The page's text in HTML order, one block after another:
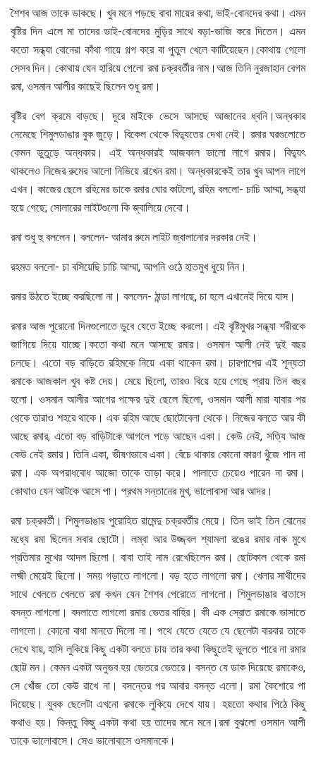
শৈশব আজ তাকে ডাকছে। খুব মনে পড়ছে বাবা মায়ের কথা, ভাই-বোনদের কথা। এমন
বৃষ্টির দিন এলে মা তাদের ভাই-বোনদের মুড়ির সাথে বড়া-ভাজি করে দিতেন। এমন
কতো সন্ধ্যা বোনেরা কাঁথা গায়ে গল্প করে বা পুতুল খেলে কাটিয়েছেন।কোথায় গেলো
সেসব দিন। কোথায় যেন হারিয়ে গেলো রমা চক্রবর্তীর নাম।আজ তিনি নুরজাহান বেগম
রমা, ওসমান আলীর কাছেই ছিলেন শুধু রমা।
বৃষ্টির বেগ ক্রমে বাড়ছে। দূরে মাইকে ভেসে আসছে আজানের ধ্বনি।অন্ধকার
নেমেছে শিমুলডাঙার বুক জুড়ে। বিকেল থেকে বিদ্যুতের দেখা নেই। রমার ঘরগুলোতে
কেমন ভুতুড়ে অন্ধকার। এই অন্ধকারই আজকাল ভালো লাগে রমার। বিদ্যুৎ
থাকলেও নিজের রুমের আলো নিভিয়ে রাখেন রমা। অন্ধকারকেই তার খুব আপন লাগে
এখন। কাজের ছেলে রহিমের ডাকে রমার ঘোর কাটলো, রহিম বললো- চাচি আম্মা, সন্ধ্যা
হয়ে গেছে; সোলারের লাইটগুলো কি জ্বালিয়ে দেবো।
রমা শুধু হু বললেন। বললেন- আমার রুমে লাইট জ্বালানোর দরকার নেই।
রহমত বললো- চা বসিয়েছি চাচি আম্মা, আপনি ওঠে হাতমুখ ধুয়ে নিন।
রমার উঠতে ইচ্ছে করছিলো না। বললেন- ঠান্ডা লাগছে, চা হলে এখানেই দিয়ে যাস।
রমার আজ পুরোনো দিনগুলোতে ডুবে যেতে ইচ্ছে করলো। এই বৃষ্টিমুখর সন্ধ্যা শরীরকে
জাগিয়ে দিয়ে যাচ্ছে।কতো কথা মনে আসছে রমার। ওসমান আলী নেই দুই বছর
চলছে। এতো বড় বাড়িতে রহিমকে নিয়ে একা থাকেন রমা। চারপাশের এই শূন্যতা
রমাকে আজকাল খুব কষ্ট দেয়। মেয়ে ছিলো, তারও বিয়ে হয়ে গেছে প্রায় তিন বছর
হলো। ওসমান আলীর আগের পক্ষের দুই ছেলে ছিলো, ওসমান আলী মারা যাবার পর
থেকে তারাও শহরে থাকে। এক রহিম আছে ছোটোবেলা থেকে। নিজের বলতে আর কী
আছে রমার, এতো বড় বাড়িটাকে আগলে পড়ে আছেন একা। কেউ নেই, সত্যি আজ
কেউ নেই রমার। তিনি একা, ভীষণভাবে একা। বেঁচে থাকার কোনো কারণ খুঁজে পান না
রমা। এক অপরাধবোধ আজো তাকে তাড়া করে। পালাতে চেয়েও পারেন না রমা।
কোথাও যেন আটকে আসে পা। প্রথম সন্তানের মুখ, ভালোবাসা আর আদর।
রমা চক্রবর্তী। শিমুলডাঙার পুরোহিত রামেন্দু চক্রবর্তীর মেয়ে। তিন ভাই তিন বোনের
মধ্যে রমা ছিলেন সবার ছোটো। লম্বা আর উজ্জ্বল শ্যামলা রঙের রমার নাক মুখে
প্রতিমার মুখের আদল ছিলো। বাবা তাই নাম রেখেছিলেন রমা। ছোটকাল থেকে রমা
লক্ষ্মী মেয়েই ছিলো। সময় গড়াতে লাগলো। বড় হতে লাগলো রমা। খেলার সাথীদের
সাথে খেলতে খেলতে রমা কখন যেন শৈশব পেরোতে লাগলো। শিমুলডাঙার বাতাসে
বসন্ত লাগলো। বদলাতে লাগলো রমার ভেতর বাহির। কী এক স্রোত রমাকে ভাসাতে
লাগলো। কোনো বাধা মানতে দিলো না। পথে যেতে যেতে যে ছেলেটা বারবার তাকে
দেখে যায়, হাসি লুকিয়ে কিছু একটা বলতে চায় তার কথা কিছুতেই ভুলতে পারে না রমার
ছোট্ট মন। কেমন একটা অনুভব হয় ভেতরে ভেতরে। বসন্ত যে ডাক দিয়েছে রমাকেও,
সে খোঁজ তো কেউ রাখে না। বসন্তের পর আবার বসন্ত এলো। রমা কৈশোরে পা
দিয়েছে। যুবক ছেলেটা এখনো রমাকে লুকিয়ে দেখে যায়। হয়তো কথার পিঠে কিছু
কথাও হয়। কিন্তু কিছু একটা কথা হয় তাদের মনে মনে।রমা বুঝলো ওসমান আলী
তাকে ভালোবাসে। সেও ভালোবাসে ওসমানকে।